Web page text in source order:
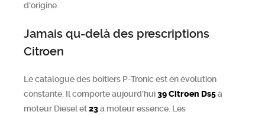
d'origine.
Jamais qu-delà des prescriptions
Citroen
Le catalogue des boitiers P-Tronic est en évolution
constante. Il comporte aujourd’hui39Citroen Ds5à
moteur Diesel et23à moteur essence. Les